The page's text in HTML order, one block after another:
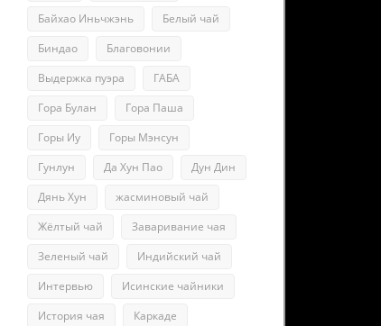
Байхао Иньчжэнь
Белый чай
Биндао
Благовонии
Выдержка пуэра
ГАБА
Гора Булан
Гора Паша
Горы Иу
Горы Мэнсун
Гунлун
Да Хун Пао
Дун Дин
Дянь Хун
жасминовый чай
Жёлтый чай
Заваривание чая
Зеленый чай
Индийский чай
Интервью
Исинские чайники
История чая
Каркаде